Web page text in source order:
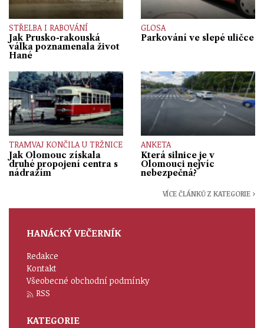
STŘELBA I RABOVÁNÍ
Jak Prusko-rakouská
válka poznamenala život
Hané
GLOSA
Parkování ve slepé uličce
TRAMVAJ KONČILA U TRŽNICE
Jak Olomouc získala
druhé propojení centra s
nádražím
ANKETA
Která silnice je v
Olomouci nejvíc
nebezpečná?
VÍCE ČLÁNKŮ Z KATEGORIE ›
HANÁCKÝ VEČERNÍK
Redakce
Kontakt
Všeobecné obchodní podmínky
RSS
KATEGORIE